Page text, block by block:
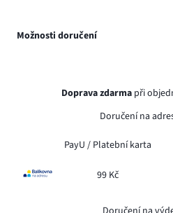
Možnosti doručení
Doprava zdarma při
Doručení na
PayU / Platební karta
99 Kč